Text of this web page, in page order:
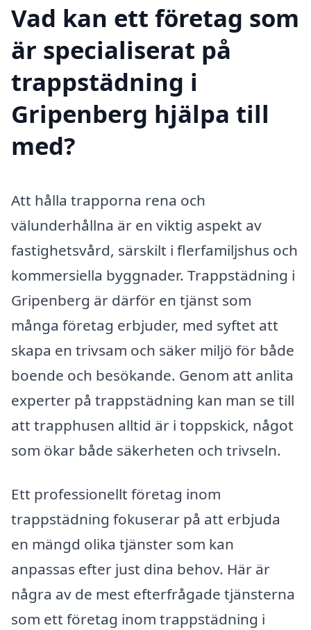
Vad kan ett företag som
är specialiserat på
trappstädning i
Gripenberg hjälpa till
med?
Att hålla trapporna rena och
välunderhållna är en viktig aspekt av
fastighetsvård, särskilt i flerfamiljshus och
kommersiella byggnader. Trappstädning i
Gripenberg är därför en tjänst som
många företag erbjuder, med syftet att
skapa en trivsam och säker miljö för både
boende och besökande. Genom att anlita
experter på trappstädning kan man se till
att trapphusen alltid är i toppskick, något
som ökar både säkerheten och trivseln.
Ett professionellt företag inom
trappstädning fokuserar på att erbjuda
en mängd olika tjänster som kan
anpassas efter just dina behov. Här är
några av de mest efterfrågade tjänsterna
som ett företag inom trappstädning i